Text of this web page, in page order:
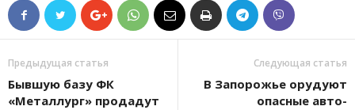
Предыдущая статья
Бывшую базу ФК
«Металлург» продадут
Следующая статья
В Запорожье орудуют
опасные авто-